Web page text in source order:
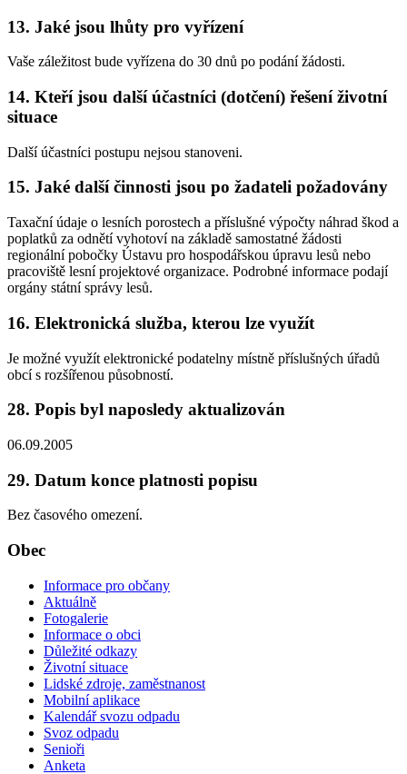
13. Jaké jsou lhůty pro vyřízení
Vaše záležitost bude vyřízena do 30 dnů po podání žádosti.
14. Kteří jsou další účastníci (dotčení) řešení životní
situace
Další účastníci postupu nejsou stanoveni.
15. Jaké další činnosti jsou po žadateli požadovány
Taxační údaje o lesních porostech a příslušné výpočty náhrad škod a
poplatků za odnětí vyhotoví na základě samostatné žádosti
regionální pobočky Ústavu pro hospodářskou úpravu lesů nebo
pracoviště lesní projektové organizace. Podrobné informace podají
orgány státní správy lesů.
16. Elektronická služba, kterou lze využít
Je možné využít elektronické podatelny místně příslušných úřadů
obcí s rozšířenou působností.
28. Popis byl naposledy aktualizován
06.09.2005
29. Datum konce platnosti popisu
Bez časového omezení.
Obec
Informace pro občany
Aktuálně
Fotogalerie
Informace o obci
Důležité odkazy
Životní situace
Lidské zdroje, zaměstnanost
Mobilní aplikace
Kalendář svozu odpadu
Svoz odpadu
Senioři
Anketa